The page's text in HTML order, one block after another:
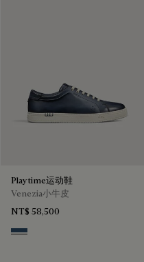
Playtime运动鞋
Venezia小牛皮
NT$ 58,500
Blu Minerale